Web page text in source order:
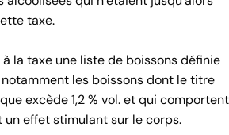
taxe.
la taxe une liste de boissons définie
les boissons dont le titre
excède 1,2 % vol. et qui comportent
effet stimulant sur le corps.